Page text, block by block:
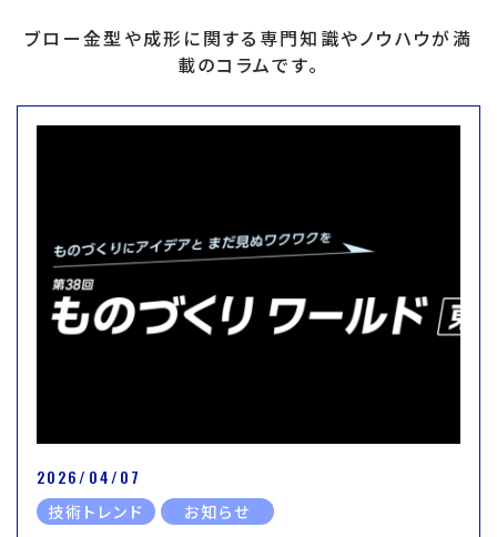
ブロー金型や成形に関する専門知識やノウハウが満
載のコラムです。
2026/04/07
技術トレンド お知らせ